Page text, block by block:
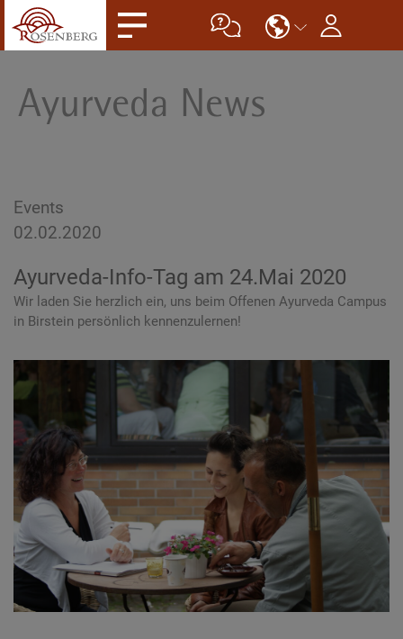
Ayurveda News
Events
02.02.2020
Ayurveda-Info-Tag am 24.Mai 2020
Wir laden Sie herzlich ein, uns beim Offenen Ayurveda Campus
in Birstein persönlich kennenzulernen!